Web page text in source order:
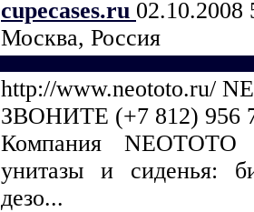
cupecases.ru 02.10.2008
Москва, Россия
http://www.neototo.ru/
ЗВОНИТЕ (+7 812) 956
Компания NEOТОТО
унитазы и сиденья:
дезо...